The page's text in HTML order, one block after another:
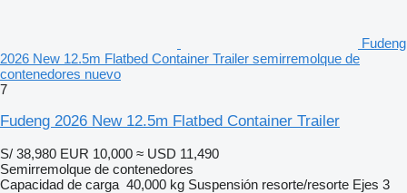
Fudeng
2026 New 12.5m Flatbed Container Trailer semirremolque de
contenedores nuevo
7
Fudeng 2026 New 12.5m Flatbed Container Trailer
S/ 38,980 EUR 10,000 ≈ USD 11,490
Semirremolque de contenedores
Capacidad de carga 40,000 kg Suspensión resorte/resorte Ejes 3